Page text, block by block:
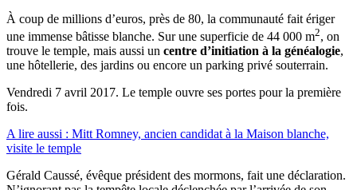
À coup de millions d’euros, près de 80, la communauté fait ériger
une immense bâtisse blanche. Sur une superficie de 44 000 m2, on
trouve le temple, mais aussi un centre d’initiation à la généalogie,
une hôtellerie, des jardins ou encore un parking privé souterrain.
Vendredi 7 avril 2017. Le temple ouvre ses portes pour la première
fois.
A lire aussi : Mitt Romney, ancien candidat à la Maison blanche,
visite le temple
Gérald Caussé, évêque président des mormons, fait une déclaration.